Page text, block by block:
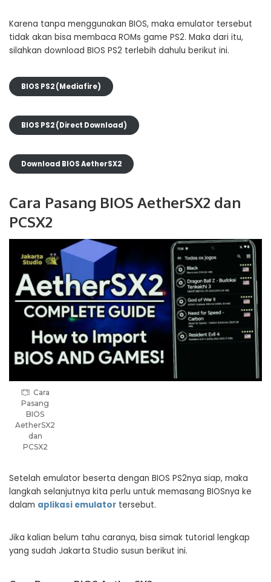
Karena tanpa menggunakan BIOS, maka emulator tersebut
tidak akan bisa membaca ROMs game PS2. Maka dari itu,
silahkan download BIOS PS2 terlebih dahulu berikut ini.
BIOS PS2 (Mediafire)
BIOS PS2 (Direct Download)
Download BIOS AetherSX2
Cara Pasang BIOS AetherSX2 dan
PCSX2
Cara
Pasang
BIOS
AetherSX2
dan
PCSX2
Setelah emulator beserta dengan BIOS PS2nya siap, maka
langkah selanjutnya kita perlu untuk memasang BIOSnya ke
dalam aplikasi emulator tersebut.
Jika kalian belum tahu caranya, bisa simak tutorial lengkap
yang sudah Jakarta Studio susun berikut ini.